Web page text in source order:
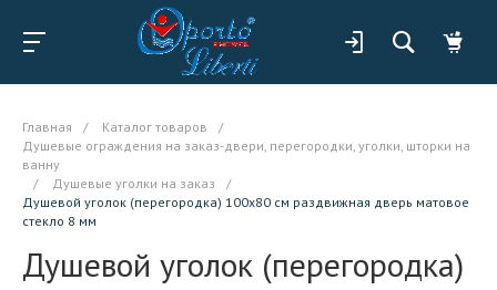
Главная / Каталог товаров
/
Душевые ограждения на заказ-двери, перегородки, уголки, шторки на
ванну
/
Душевые уголки на заказ
/
Душевой уголок (перегородка) 100x80 см раздвижная дверь матовое
стекло 8 мм
Душевой уголок (перегородка)